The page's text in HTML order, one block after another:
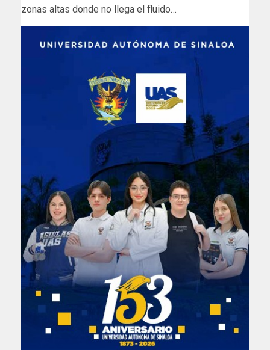
zonas altas donde no llega el fluido…